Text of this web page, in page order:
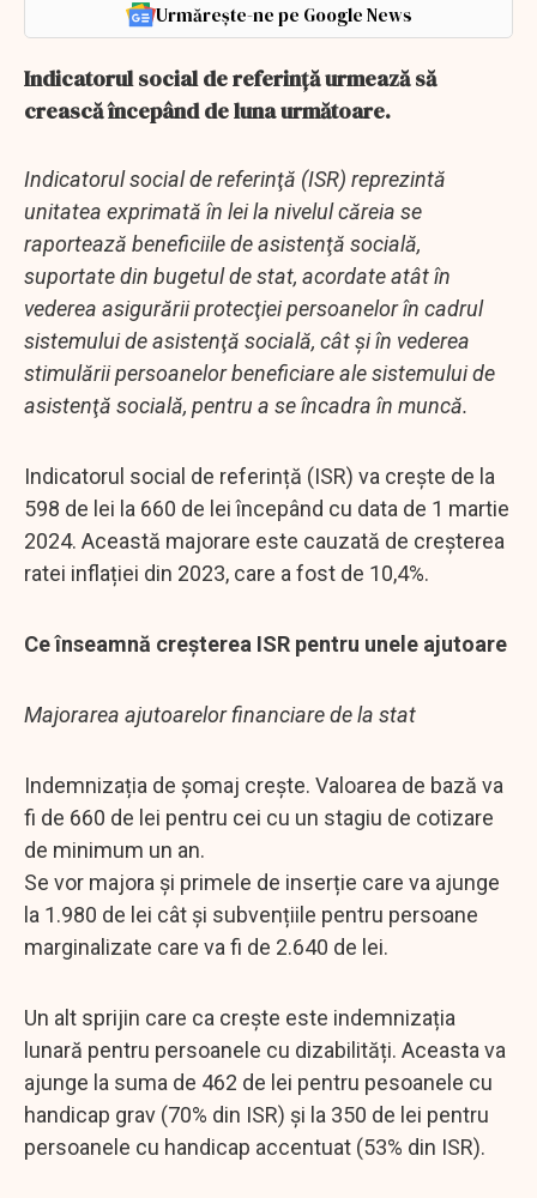
Urmărește-ne pe Google News
Indicatorul social de referință urmează să
crească începând de luna următoare.
Indicatorul social de referinţă (ISR) reprezintă
unitatea exprimată în lei la nivelul căreia se
raportează beneficiile de asistenţă socială,
suportate din bugetul de stat, acordate atât în
vederea asigurării protecţiei persoanelor în cadrul
sistemului de asistenţă socială, cât şi în vederea
stimulării persoanelor beneficiare ale sistemului de
asistenţă socială, pentru a se încadra în muncă.
Indicatorul social de referință (ISR) va crește de la
598 de lei la 660 de lei începând cu data de 1 martie
2024. Această majorare este cauzată de creșterea
ratei inflației din 2023, care a fost de 10,4%.
Ce înseamnă creșterea ISR pentru unele ajutoare
Majorarea ajutoarelor financiare de la stat
Indemnizația de șomaj crește. Valoarea de bază va
fi de 660 de lei pentru cei cu un stagiu de cotizare
de minimum un an.
Se vor majora și primele de inserție care va ajunge
la 1.980 de lei cât și subvențiile pentru persoane
marginalizate care va fi de 2.640 de lei.
Un alt sprijin care ca crește este indemnizația
lunară pentru persoanele cu dizabilități. Aceasta va
ajunge la suma de 462 de lei pentru pesoanele cu
handicap grav (70% din ISR) și la 350 de lei pentru
persoanele cu handicap accentuat (53% din ISR).